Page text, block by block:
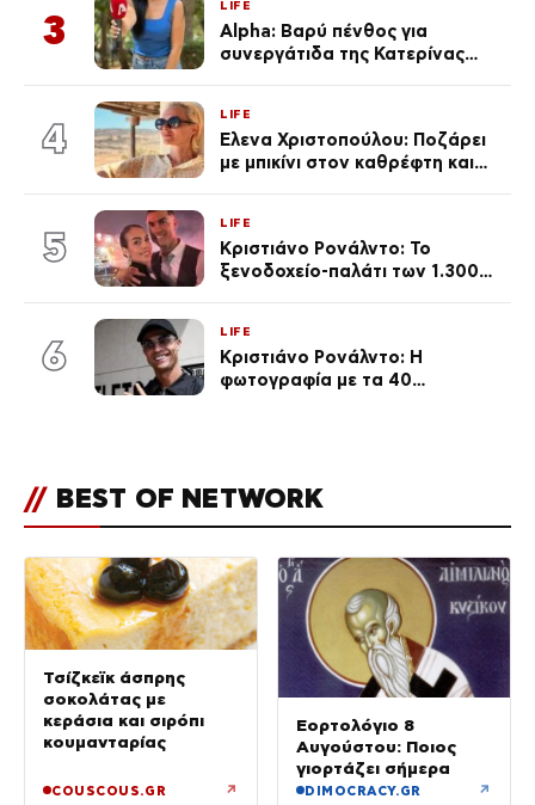
3
LIFE
Alpha: Βαρύ πένθος για
συνεργάτιδα της Κατερίνας
του Θεού»
4
LIFE
Έλενα Χριστοπούλου: Ποζάρει
με μπικίνι στον καθρέφτη και
καθεμία…» (Βίντεο)
5
LIFE
Κριστιάνο Ρονάλντο: Το
ξενοδοχείο-παλάτι των 1.300
(φωτογραφίες)
6
LIFE
Κριστιάνο Ρονάλντο: Η
φωτογραφία με τα 40
// BEST OF NETWORK
Τσίζκεϊκ άσπρης
σοκολάτας με
κεράσια και σιρόπι
κουμανταρίας
COUSCOUS.GR ↗
Εορτολόγιο 8
Αυγούστου: Ποιος
γιορτάζει σήμερα
DIMOCRACY.GR ↗